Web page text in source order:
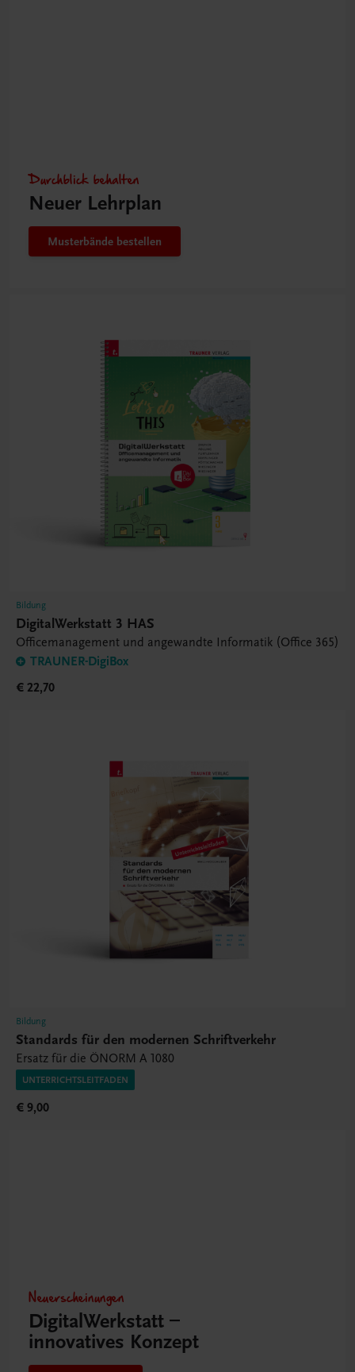
Durchblick behalten
Neuer Lehrplan
Musterbände bestellen
Bildung
DigitalWerkstatt 3 HAS
Officemanagement und angewandte Informatik (Office 365)
TRAUNER-DigiBox
€ 22,70
Bildung
Standards für den modernen Schriftverkehr
Ersatz für die ÖNORM A 1080
UNTERRICHTSLEITFADEN
€ 9,00
Neuerscheinungen
DigitalWerkstatt –
innovatives Konzept